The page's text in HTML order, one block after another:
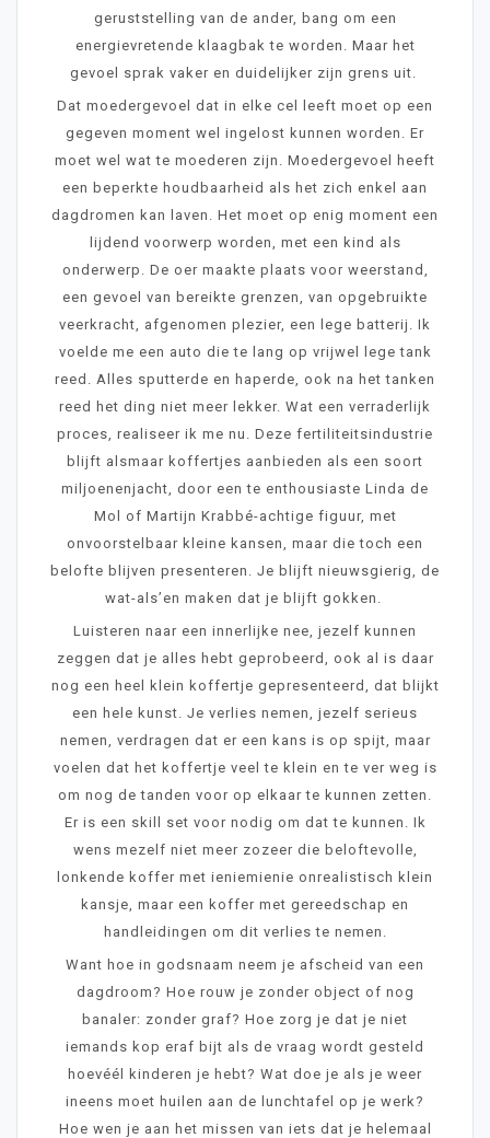
geruststelling van de ander, bang om een
energievretende klaagbak te worden. Maar het
gevoel sprak vaker en duidelijker zijn grens uit.
Dat moedergevoel dat in elke cel leeft moet op een
gegeven moment wel ingelost kunnen worden. Er
moet wel wat te moederen zijn. Moedergevoel heeft
een beperkte houdbaarheid als het zich enkel aan
dagdromen kan laven. Het moet op enig moment een
lijdend voorwerp worden, met een kind als
onderwerp. De oer maakte plaats voor weerstand,
een gevoel van bereikte grenzen, van opgebruikte
veerkracht, afgenomen plezier, een lege batterij. Ik
voelde me een auto die te lang op vrijwel lege tank
reed. Alles sputterde en haperde, ook na het tanken
reed het ding niet meer lekker. Wat een verraderlijk
proces, realiseer ik me nu. Deze fertiliteitsindustrie
blijft alsmaar koffertjes aanbieden als een soort
miljoenenjacht, door een te enthousiaste Linda de
Mol of Martijn Krabbé-achtige figuur, met
onvoorstelbaar kleine kansen, maar die toch een
belofte blijven presenteren. Je blijft nieuwsgierig, de
wat-als’en maken dat je blijft gokken.
Luisteren naar een innerlijke nee, jezelf kunnen
zeggen dat je alles hebt geprobeerd, ook al is daar
nog een heel klein koffertje gepresenteerd, dat blijkt
een hele kunst. Je verlies nemen, jezelf serieus
nemen, verdragen dat er een kans is op spijt, maar
voelen dat het koffertje veel te klein en te ver weg is
om nog de tanden voor op elkaar te kunnen zetten.
Er is een skill set voor nodig om dat te kunnen. Ik
wens mezelf niet meer zozeer die beloftevolle,
lonkende koffer met ieniemienie onrealistisch klein
kansje, maar een koffer met gereedschap en
handleidingen om dit verlies te nemen.
Want hoe in godsnaam neem je afscheid van een
dagdroom? Hoe rouw je zonder object of nog
banaler: zonder graf? Hoe zorg je dat je niet
iemands kop eraf bijt als de vraag wordt gesteld
hoevéél kinderen je hebt? Wat doe je als je weer
ineens moet huilen aan de lunchtafel op je werk?
Hoe wen je aan het missen van iets dat je helemaal